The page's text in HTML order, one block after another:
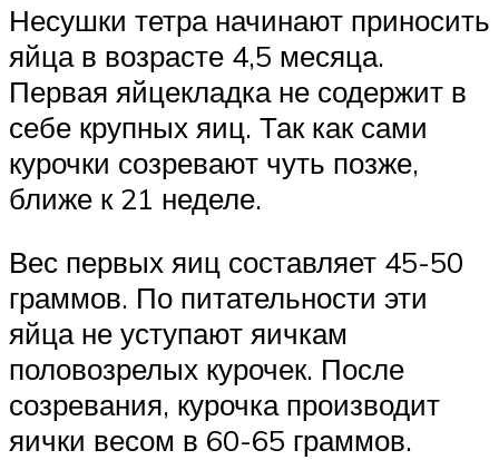
Несушки тетра начинают приносить
яйца в возрасте 4,5 месяца.
Первая яйцекладка не содержит в
себе крупных яиц. Так как сами
курочки созревают чуть позже,
ближе к 21 неделе.
Вес первых яиц составляет 45-50
граммов. По питательности эти
яйца не уступают яичкам
половозрелых курочек. После
созревания, курочка производит
яички весом в 60-65 граммов.